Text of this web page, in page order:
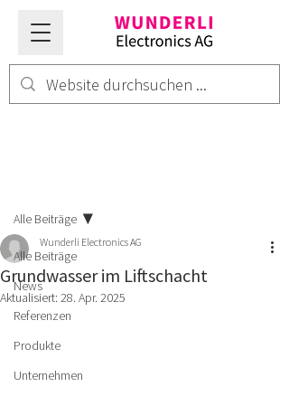
Alle Beiträge
News
Referenzen
Produkte
Unternehmen
Alle Beiträge
Grundwasser im Liftschacht
Wunderli Electronics AG
Aktualisiert: 28. Apr. 2025